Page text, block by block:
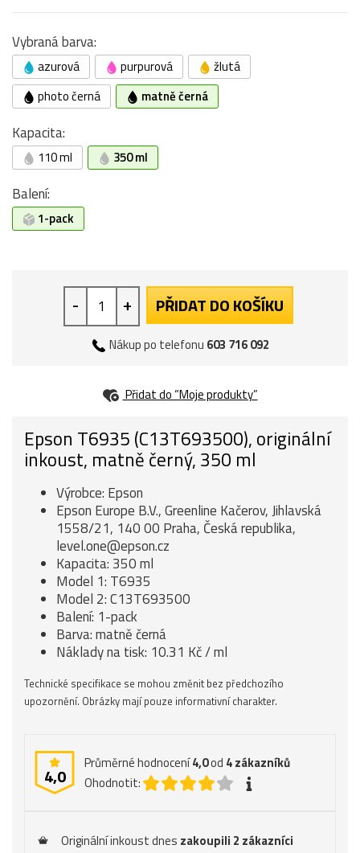
Vybraná barva:
azurová purpurová
žlutá
photo černá
matně černá
Kapacita:
110 ml 350 ml
Balení:
1-pack
- + PŘIDAT DO KOŠÍKU
Nákup po telefonu 603 716 092
Přidat do “Moje produkty”
Epson T6935 (C13T693500), originální
inkoust, matně černý, 350 ml
Výrobce: Epson
Epson Europe B.V., Greenline Kačerov, Jihlavská
1558/21, 140 00 Praha, Česká republika,
level.one@epson.cz
Kapacita: 350 ml
Model 1: T6935
Model 2: C13T693500
Balení: 1-pack
Barva: matně černá
Náklady na tisk: 10.31 Kč / ml
Technické specifikace se mohou změnit bez předchozího
upozornění. Obrázky mají pouze informativní charakter.
4,0
Průměrné hodnocení4,0od 4zákazníků
Ohodnotit:
Originální inkoust dnes zakoupili 2 zákazníci